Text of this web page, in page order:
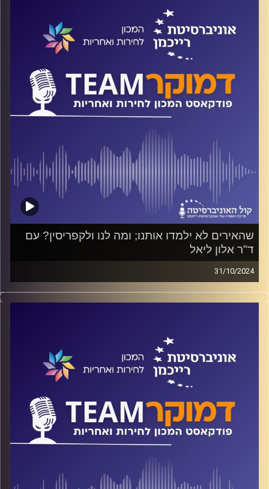
התנהלות המשטרה להיררכיה של אזרחויות? והאם המשטרה
בכלל רוצה להלחם בפשיעה בחברה הערבית?
על כל אלה ועוד ישוחח ד"ר חיים וייצמן עם ד"ר יאיר יאסן
קרדיט תמונות:המכון לחירות ואחריות
שהאירים לא ילמדו אותנו; ומה לנו ולקפריסין? עם
ד"ר אלון ליאל
31/10/2024
מה ניתן ללמוד, אם בכלל, ממדינות אחרות על הקונפליקט
שלנו עם הפלסטינים? והאם נוכל להקיש ממה שקרה
קרדיט תמונות:המכון לחירות ואחריות